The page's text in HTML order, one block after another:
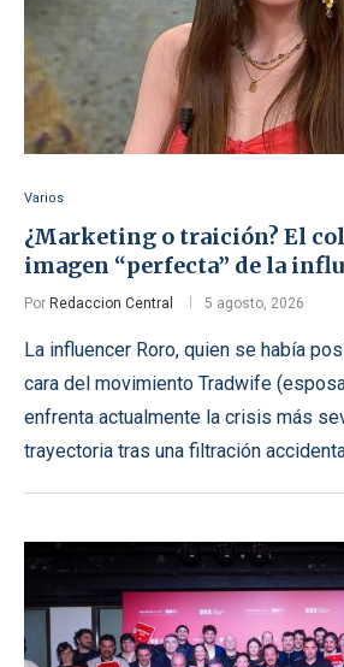
Varios
¿Marketing o traición? El
imagen “perfecta” de la
Por Redaccion Central 5 agosto, 2026
La influencer Roro, quien se había
cara del movimiento Tradwife
enfrenta actualmente la crisis más
trayectoria tras una filtración